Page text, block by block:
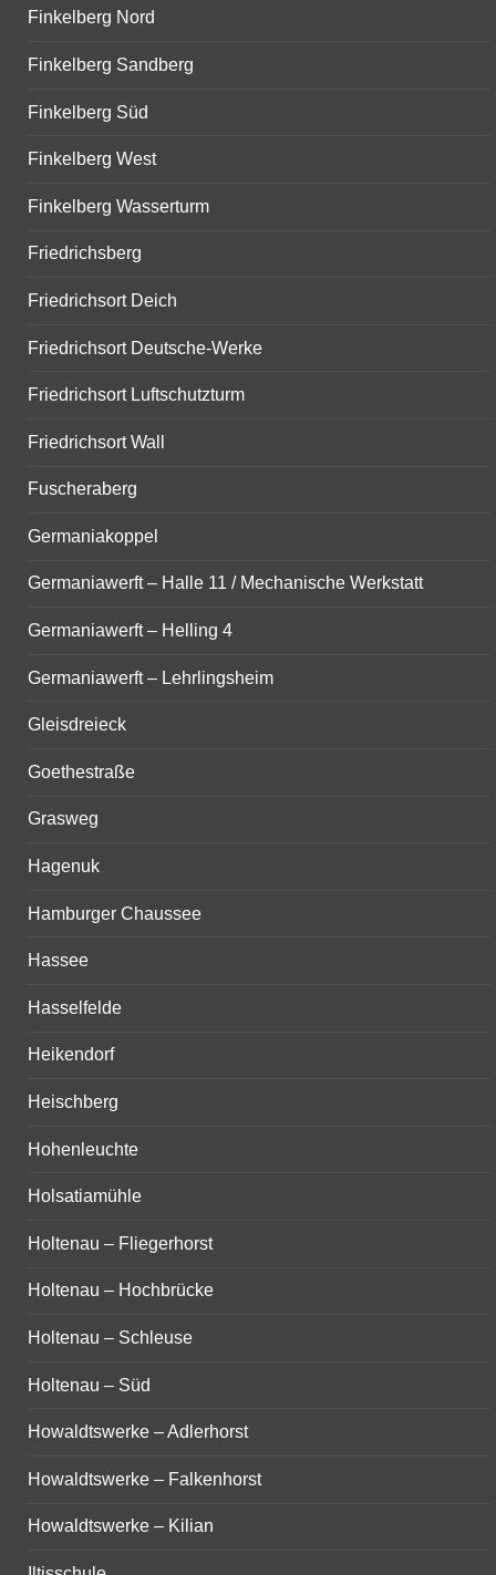
Finkelberg Nord
Finkelberg Sandberg
Finkelberg Süd
Finkelberg West
Finkelberg Wasserturm
Friedrichsberg
Friedrichsort Deich
Friedrichsort Deutsche-Werke
Friedrichsort Luftschutzturm
Friedrichsort Wall
Fuscheraberg
Germaniakoppel
Germaniawerft – Halle 11 / Mechanische Werkstatt
Germaniawerft – Helling 4
Germaniawerft – Lehrlingsheim
Gleisdreieck
Goethestraße
Grasweg
Hagenuk
Hamburger Chaussee
Hassee
Hasselfelde
Heikendorf
Heischberg
Hohenleuchte
Holsatiamühle
Holtenau – Fliegerhorst
Holtenau – Hochbrücke
Holtenau – Schleuse
Holtenau – Süd
Howaldtswerke – Adlerhorst
Howaldtswerke – Falkenhorst
Howaldtswerke – Kilian